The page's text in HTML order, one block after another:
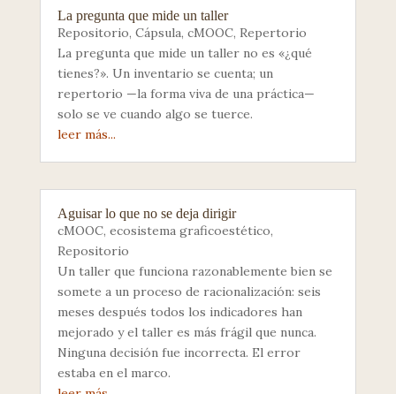
La pregunta que mide un taller
Repositorio, Cápsula, cMOOC, Repertorio
La pregunta que mide un taller no es «¿qué
tienes?». Un inventario se cuenta; un
repertorio —la forma viva de una práctica—
solo se ve cuando algo se tuerce.
leer más...
Aguisar lo que no se deja dirigir
cMOOC, ecosistema graficoestético,
Repositorio
Un taller que funciona razonablemente bien se
somete a un proceso de racionalización: seis
meses después todos los indicadores han
mejorado y el taller es más frágil que nunca.
Ninguna decisión fue incorrecta. El error
estaba en el marco.